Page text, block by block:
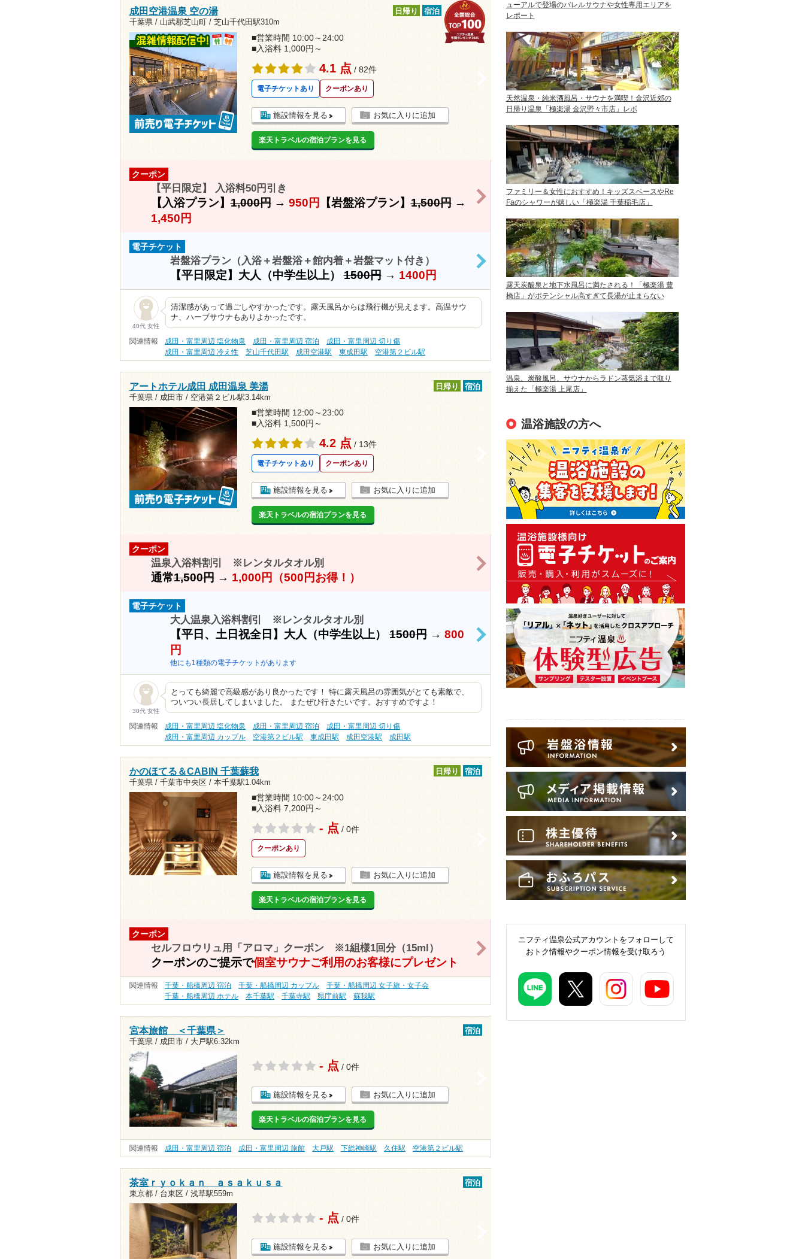
成田空港温泉 空の湯
千葉県 / 山武郡芝山町 / 芝山千代田駅310m
日帰り 宿泊
■営業時間 10:00～24:00
■入浴料 1,000円～
4.1 点 / 82件
電子チケットあり クーポンあり
施設情報を見る お気に入りに追加
楽天トラベルの宿泊プランを見る
クーポン
【平日限定】 入浴料50円引き
【入浴プラン】1,000円→ 950円 【岩盤浴プラン】1,500円→
1,450円
電子チケット
岩盤浴プラン（入浴＋岩盤浴＋館内着＋岩盤マット付き）
【平日限定】大人（中学生以上）1500円→ 1400円
>
40代 女性
清潔感があって過ごしやすかったです。露天風呂からは飛行機が見えます。高温サウ
ナ、ハーブサウナもありよかったです。
関連情報 成田・富里周辺 塩化物泉 成田・富里周辺 宿泊
成田・富里周辺 切り傷
成田・富里周辺 冷え性
芝山千代田駅 成田空港駅 東成田駅 空港第２ビル駅
アートホテル成田 成田温泉 美湯
千葉県 / 成田市 / 空港第２ビル駅3.14km
日帰り 宿泊
■営業時間 12:00～23:00
■入浴料 1,500円～
4.2 点 / 13件
電子チケットあり クーポンあり
施設情報を見る お気に入りに追加
楽天トラベルの宿泊プランを見る
クーポン
温泉入浴料割引 ※レンタルタオル別
通常1,500円→ 1,000円（500円お得！）
電子チケット
大人温泉入浴料割引 ※レンタルタオル別
【平日、土日祝全日】大人（中学生以上）1500円→ 800
円
他にも1種類の電子チケットがあります
>
30代 女性
とっても綺麗で高級感があり良かったです！ 特に露天風呂の雰囲気がとても素敵で、
ついつい長居してしまいました。 またぜひ行きたいです。おすすめですよ！
関連情報 成田・富里周辺 塩化物泉 成田・富里周辺 宿泊
成田・富里周辺 切り傷
成田・富里周辺 カップル
空港第２ビル駅 東成田駅 成田空港駅 成田駅
かのほてる＆CABIN 千葉蘇我
千葉県 / 千葉市中央区 / 本千葉駅1.04km
日帰り 宿泊
■営業時間 10:00～24:00
■入浴料 7,200円～
- 点 / 0件
クーポンあり
施設情報を見る お気に入りに追加
楽天トラベルの宿泊プランを見る
クーポン
セルフロウリュ用「アロマ」クーポン ※1組様1回分（15ml）
クーポンのご提示で個室サウナご利用のお客様にプレゼント
関連情報 千葉・船橋周辺 宿泊 千葉・船橋周辺 カップル
千葉・船橋周辺 女子旅・女子会
千葉・船橋周辺 ホテル
本千葉駅 千葉寺駅 県庁前駅 蘇我駅
宮本旅館 ＜千葉県＞
千葉県 / 成田市 / 大戸駅6.32km
宿泊
- 点 / 0件
施設情報を見る お気に入りに追加
楽天トラベルの宿泊プランを見る
関連情報 成田・富里周辺 宿泊 成田・富里周辺 旅館 大戸駅 下総神崎駅 久住駅 空港第２ビル駅
茶室ｒｙｏｋａｎ ａｓａｋｕｓａ
東京都 / 台東区 / 浅草駅559m
宿泊
- 点 / 0件
施設情報を見る お気に入りに追加
ューアルで登場のバレルサウナや女性専用エリアを
レポート
天然温泉・純米酒風呂・サウナを満喫！金沢近郊の
日帰り温泉「極楽湯 金沢野々市店」レポ
ファミリー＆女性におすすめ！キッズスペースやRe
Faのシャワーが嬉しい「極楽湯 千葉稲毛店」
露天炭酸泉と地下水風呂に満たされる！「極楽湯 豊
橋店」がポテンシャル高すぎて長湯が止まらない
温泉、炭酸風呂、サウナからラドン蒸気浴まで取り
揃えた「極楽湯 上尾店」
温浴施設の方へ
ニフティ温泉を使って手軽に
ニフティ温泉公式アカウントをフォローして
おトク情報やクーポン情報を受け取ろう